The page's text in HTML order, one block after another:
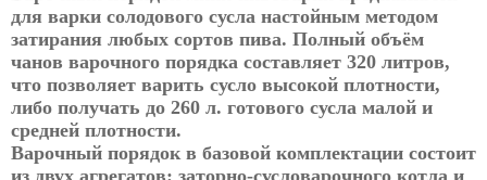
для варки солодового сусла настойным методом
затирания любых сортов пива. Полный объём
чанов варочного порядка составляет 320 литров,
что позволяет варить сусло высокой плотности,
либо получать до 260 л. готового сусла малой и
средней плотности.
Варочный порядок в базовой комплектации состоит
из двух агрегатов: заторно-сусловарочного котла и